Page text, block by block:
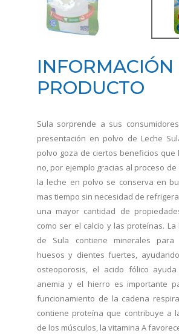
INFORMACIÓN
PRODUCTO
Sula sorprende a sus
presentación en polvo de Leche
polvo goza de ciertos beneficios que
no, por ejemplo gracias al proceso
la leche en polvo se conserva en
mas tiempo sin necesidad de
una mayor cantidad de
como ser el calcio y las proteínas.
de Sula contiene minerales para
huesos y dientes fuertes,
osteoporosis, el acido fólico
anemia y el hierro es importante
funcionamiento de la cadena
contiene proteína que contribuye a
de los músculos, la vitamina A